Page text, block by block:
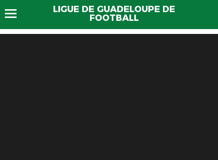
LIGUE DE GUADELOUPE DE
FOOTBALL